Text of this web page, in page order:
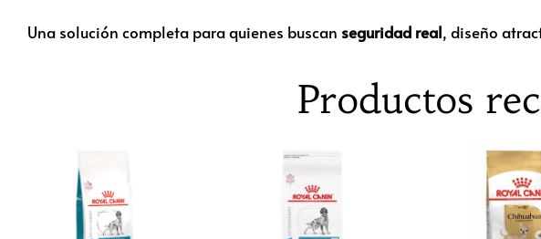
Una solución completa para quienes buscan seguridad real, diseño
Productos